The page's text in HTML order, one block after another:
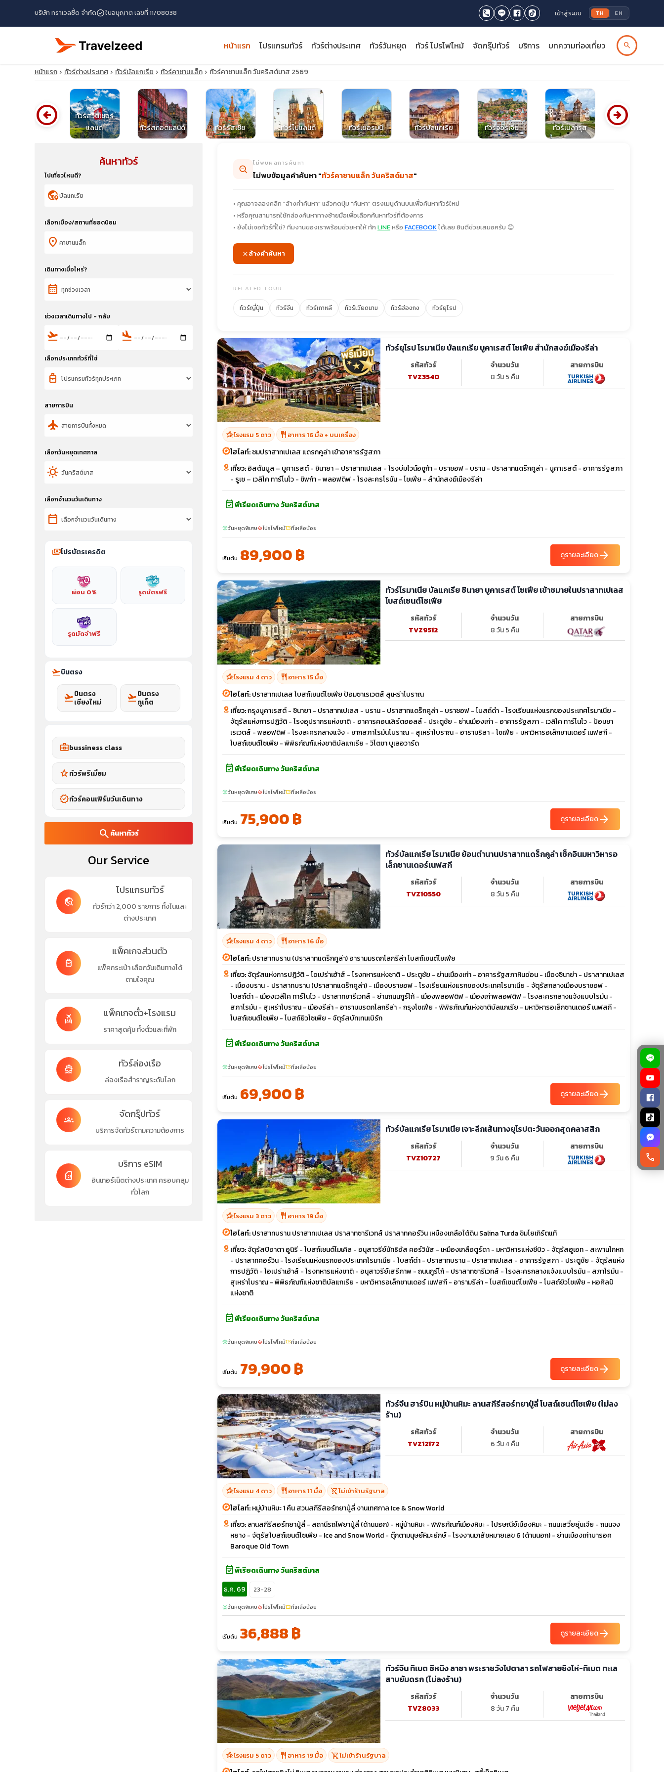
บริษัท ทราเวลซี้ด จำกัดcheck_circleใบอนุญาต เลขที่ 11/08038 เข้าสู่ระบบ TH EN
หน้าแรก โปรแกรมทัวร์ ทัวร์ต่างประเทศ ทัวร์วันหยุด ทัวร์ โปรไฟไหม้ จัดกรุ๊ปทัวร์ บริการ บทความท่องเที่ยว search
close
หน้าแรก ทัวร์ต่างประเทศ ทัวร์บัลแกเรีย ทัวร์คาซานแล็ก ทัวร์คาซานแล็ก วันคริสต์มาส 2569
ทัวร์เบลารุส
ทัวร์สวิตเซอร์
แลนด์
ทัวร์สกอตแลนด์ ทัวร์รัสเซีย ทัวร์โปแลนด์ ทัวร์เยอรมนี ทัวร์บัลแกเรีย ทัวร์จอร์เจีย ทัวร์เบลารุส
ทัวร์สวิตเซอร์
arrow_circle_left arrow_circle_right
ค้นหาทัวร์
ไปเที่ยวไหนดี?
globe_location_pin
เลือกเมือง/สถานที่ยอดนิยม
location_on
เดินทางเมื่อไหร่?
calendar_month
ช่วงเวลาเดินทางไป - กลับ
flight_takeoff flight_land
เลือกประเภททัวร์ที่ใช่
travel_luggage_and_bags
สายการบิน
flight
เลือกวันหยุดเทศกาล
sunny
เลือกจำนวนวันเดินทาง
calendar_today
paymentsโปรบัตรเครดิต
ผ่อน 0% รูดบัตรฟรี
รูดมัดจำฟรี
flight_takeoffบินตรง
flight_takeoffบินตรง
เชียงใหม่
flight_takeoffบินตรง
ภูเก็ต
business_centerbussiness class
starทัวร์พรีเมี่ยม
verifiedทัวร์คอนเฟิร์มวันเดินทาง
search ค้นหาทัวร์
Our Service
travel_explore
โปรแกรมทัวร์
ทัวร์กว่า 2,000 รายการ ทั้งในและ
ต่างประเทศ
travel_luggage_and_bags
แพ็คเกจส่วนตัว
แพ็คกระเป๋า เลือกวันเดินทางได้
ตามใจคุณ
flights_and_hotels แพ็คเกจตั๋ว+โรงแรม
ราคาสุดคุ้ม ทั้งตั๋วและที่พัก
directions_boat ทัวร์ล่องเรือ
ล่องเรือสำราญระดับโลก
groups จัดกรุ๊ปทัวร์
บริการจัดทัวร์ตามความต้องการ
sim_card
บริการ eSIM
อินเทอร์เน็ตต่างประเทศ ครอบคลุม
ทั่วโลก
ไม่พบผลการค้นหา
ไม่พบข้อมูลคำค้นหา "ทัวร์คาซานแล็ก วันคริสต์มาส"
• คุณอาจลองคลิก "ล้างคำค้นหา" แล้วกดปุ่ม "ค้นหา" ตรงเมนูด้านบนเพื่อค้นหาทัวร์ใหม่
• หรือคุณสามารถใช้กล่องค้นหาทางซ้ายมือเพื่อเลือกค้นหาทัวร์ที่ต้องการ
• ยังไม่เจอทัวร์ที่ใช่? ทีมงานของเราพร้อมช่วยหาให้ ทัก LINEหรือ FACEBOOKได้เลย ยินดีช่วยเสมอครับ 😊
ล้างคำค้นหา
RELATED TOUR
ทัวร์ญี่ปุ่น ทัวร์จีน ทัวร์เกาหลี ทัวร์เวียดนาม ทัวร์ฮ่องกง ทัวร์ยุโรป
ทัวร์ยุโรป โรมาเนีย บัลแกเรีย บูคาเรสต์ โซเฟีย สำนักสงฆ์เมืองรีล่า
รหัสทัวร์
TVZ3540
จำนวนวัน
8 วัน 5 คืน
สายการบิน
hotel_classโรงแรม 5 ดาว restaurant อาหาร 16 มื้อ + บนเครื่อง
ไฮไลท์:ชมปราสาทเปเลส แดรกคูล่า เข้าอาคารรัฐสภา
เที่ยว:อิสตันบูล – บูคาเรสต์ - ซินายา – ปราสาทเปเลส - โรงบ่มไวน์อซูก้า - บราซอฟ - บราน - ปราสาทแดร๊กคูล่า - บูคาเรสต์ - อาคารรัฐสภา
- รูเซ – เวลิโค ทาร์โนโว - ชิพก้า - พลอฟดิฟ - โรงละครโรมัน - โซเฟีย - สำนักสงฆ์เมืองรีล่า
event_availableพีเรียดเดินทาง วันคริสต์มาส
sunnyวันหยุดพิเศษlocal_fire_departmentโปรไฟไหม้confirmation_numberที่เหลือน้อย
เริ่มต้น 89,900 ฿ ดูรายละเอียดarrow_forward
ทัวร์โรมาเนีย บัลแกเรีย ซินายา บูคาเรสต์ โซเฟีย เข้าชมายในปราสาทเปเลส
โบสถ์เซนต์โซเฟีย
รหัสทัวร์
TVZ9512
จำนวนวัน
8 วัน 5 คืน
สายการบิน
hotel_classโรงแรม 4 ดาว restaurant อาหาร 15 มื้อ
ไฮไลท์:ปราสาทเปเลส โบสถ์เซนต์โซเฟีย ป้อมซาเรเวตส์ สุเหร่าโบราณ
เที่ยว:กรุงบูคาเรสต์ - ชินายา - ปราสาทเปเลส - บราน - ปราสาทแดร็กคูล่า - บราซอฟ - โบสถ์ดำ - โรงเรียนแห่งแรกของประเทศโรมาเนีย -
จัตุรัสแห่งการปฏิวัติ - โรงอุปรากรแห่งชาติ - อาคารคอนเสิร์ตฮอลล์ - ประตูชัย - ย่านเมืองเก่า - อาคารรัฐสภา - เวลิโค ทาร์โนโว - ป้อมซา
เรเวตส์ - พลอฟดิฟ - โรงละครกลางแจ้ง - ซากสภาโรมันโบราณ - สุเหร่าโบราณ - อารามริลา - โซเฟีย - มหาวิหารอเล็กซานเดอร์ เนฟสกี -
โบสถ์เซนต์โซเฟีย - พิพิธภัณฑ์แห่งชาติบัลแกเรีย - วิโตชา บูเลอวาร์ด
event_availableพีเรียดเดินทาง วันคริสต์มาส
sunnyวันหยุดพิเศษlocal_fire_departmentโปรไฟไหม้confirmation_numberที่เหลือน้อย
เริ่มต้น 75,900 ฿ ดูรายละเอียดarrow_forward
ทัวร์บัลแกเรีย โรมาเนีย ย้อนตำนานปราสาทแดร็กคูล่า เช็คอินมหาวิหารอ
เล็กซานเดอร์เนฟสกี
รหัสทัวร์
TVZ10550
จำนวนวัน
8 วัน 5 คืน
สายการบิน
hotel_classโรงแรม 4 ดาว restaurant อาหาร 16 มื้อ
ไฮไลท์:ปราสาทบราน (ปราสาทแดร็กคูล่า) อารามมรดกโลกรีล่า โบสถ์เซนต์โซเฟีย
เที่ยว:จัตุรัสแห่งการปฏิวัติ - โอเปร่าเฮ้าส์ - โรงทหารแห่งชาติ - ประตูชัย - ย่านเมืองเก่า - อาคารรัฐสภาหินอ่อน - เมืองซินาย่า - ปราสาทเปเลส
- เมืองบราน - ปราสาทบราน (ปราสาทแดร็กคูล่า) - เมืองบราซอฟ - โรงเรียนแห่งแรกของประเทศโรมาเนีย - จัตุรัสกลางเมืองบราซอฟ -
โบสถ์ดำ - เมืองเวลีโค ทาร์โนโว - ปราสาทซารีเวทส์ - ย่านถนนกูร์โก้ - เมืองพลอฟดิฟ - เมืองเก่าพลอฟดิฟ - โรงละครกลางแจ้งแบบโรมัน -
สภาโรมัน - สุเหร่าโบราณ - เมืองรีล่า - อารามมรดกโลกรีล่า - กรุงโซเฟีย - พิพิธภัณฑ์แห่งชาติบัลแกเรีย - มหาวิหารอเล็กซานเดอร์ เนฟสกี -
โบสถ์เซนต์โซเฟีย - โบสถ์ยิวโซเฟีย - จัตุรัสบัทเทนเบิร์ก
event_availableพีเรียดเดินทาง วันคริสต์มาส
sunnyวันหยุดพิเศษlocal_fire_departmentโปรไฟไหม้confirmation_numberที่เหลือน้อย
เริ่มต้น 69,900 ฿ ดูรายละเอียดarrow_forward
ทัวร์บัลแกเรีย โรมาเนีย เจาะลึกเส้นทางยุโรปตะวันออกสุดคลาสสิก
รหัสทัวร์
TVZ10727
จำนวนวัน
9 วัน 6 คืน
สายการบิน
hotel_classโรงแรม 3 ดาว restaurant อาหาร 19 มื้อ
ไฮไลท์:ปราสาทบราน ปราสาทเปเลส ปราสาทซารีเวทส์ ปราสาทคอร์วิน เหมืองเกลือใต้ดิน Salina Turda ชิมโยเกิร์ตแท้
เที่ยว:จัตุรัสปิอาตา อูนิรี - โบสถ์เซนต์ไมเคิล - อนุสาวรีย์มัทธิอัส คอร์วินัส - เหมืองเกลือตูร์ดา - มหาวิหารแห่งซีบิว - จัตุรัสฮูเอท - สะพานโกหก
- ปราสาทคอร์วิน - โรงเรียนแห่งแรกของประเทศโรมาเนีย - โบสถ์ดำ - ปราสาทบราน - ปราสาทเปเลส - อาคารรัฐสภา - ประตูชัย - จัตุรัสแห่ง
การปฏิวัติ - โอเปร่าเฮ้าส์ - โรงทหารแห่งชาติ - อนุสาวรีย์เสรีภาพ - ถนนกูร์โก้ - ปราสาทซารีเวทส์ - โรงละครกลางแจ้งแบบโรมัน - สภาโรมัน -
สุเหร่าโบราณ - พิพิธภัณฑ์แห่งชาติบัลแกเรีย - มหาวิหารอเล็กซานเดอร์ เนฟสกี - อารามรีล่า - โบสถ์เซนต์โซเฟีย - โบสถ์ยิวโซเฟีย - หอศิลป์
แห่งชาติ
event_availableพีเรียดเดินทาง วันคริสต์มาส
sunnyวันหยุดพิเศษlocal_fire_departmentโปรไฟไหม้confirmation_numberที่เหลือน้อย
เริ่มต้น 79,900 ฿ ดูรายละเอียดarrow_forward
ทัวร์จีน ฮาร์บิน หมู่บ้านหิมะ ลานสกีรีสอร์ทยาปู่ลี่ โบสถ์เซนต์โซเฟีย (ไม่ลง
ร้าน)
รหัสทัวร์
TVZ12172
จำนวนวัน
6 วัน 4 คืน
สายการบิน
hotel_classโรงแรม 4 ดาว restaurant อาหาร 11 มื้อ shopping_cart_offไม่เข้าร้านรัฐบาล
ไฮไลท์:หมู่บ้านหิมะ 1 คืน สวนสกีรีสอร์ทยาปู่ลี่ งานเทศกาล Ice & Snow World
เที่ยว:ลานสกีรีสอร์ทยาปู่ลี่ - สถานีรถไฟยาปู่ลี่ (ด้านนอก) - หมู่บ้านหิมะ - พิพิธภัณฑ์เมืองหิมะ - ไปรษณีย์เมืองหิมะ - ถนนเสวี่ยยุ่นเจีย - ถนนจง
หยาง - จัตุรัสโบสถ์เซนต์โซเฟีย - Ice and Snow World - ตุ๊กตามนุษย์หิมะยักษ์ - โรงงานเภสัชหมายเลข 6 (ด้านนอก) - ย่านเมืองเก่าบารอค
Baroque Old Town
event_availableพีเรียดเดินทาง วันคริสต์มาส
ธ.ค. 69
23-28
sunnyวันหยุดพิเศษlocal_fire_departmentโปรไฟไหม้confirmation_numberที่เหลือน้อย
เริ่มต้น 36,888 ฿ ดูรายละเอียดarrow_forward
ทัวร์จีน ทิเบต ซีหนิง ลาซา พระราชวังโปตาลา รถไฟสายชิงไห่-ทิเบต ทะเล
สาบยัมดรก (ไม่ลงร้าน)
รหัสทัวร์
TVZ8033
จำนวนวัน
8 วัน 7 คืน
สายการบิน
hotel_classโรงแรม 5 ดาว restaurant อาหาร 19 มื้อ shopping_cart_offไม่เข้าร้านรัฐบาล
call